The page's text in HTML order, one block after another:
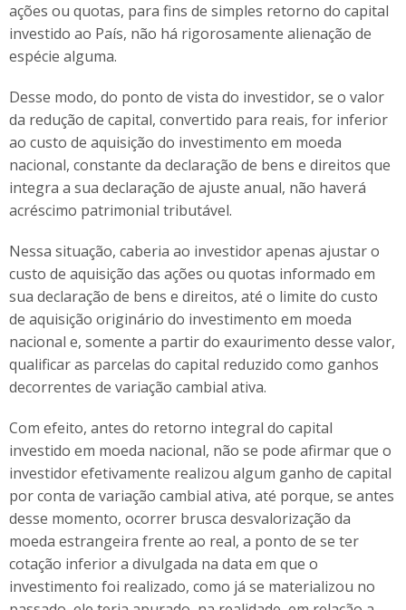
ações ou quotas, para fins de simples retorno do capital
investido ao País, não há rigorosamente alienação de
espécie alguma.
Desse modo, do ponto de vista do investidor, se o valor
da redução de capital, convertido para reais, for inferior
ao custo de aquisição do investimento em moeda
nacional, constante da declaração de bens e direitos que
integra a sua declaração de ajuste anual, não haverá
acréscimo patrimonial tributável.
Nessa situação, caberia ao investidor apenas ajustar o
custo de aquisição das ações ou quotas informado em
sua declaração de bens e direitos, até o limite do custo
de aquisição originário do investimento em moeda
nacional e, somente a partir do exaurimento desse valor,
qualificar as parcelas do capital reduzido como ganhos
decorrentes de variação cambial ativa.
Com efeito, antes do retorno integral do capital
investido em moeda nacional, não se pode afirmar que o
investidor efetivamente realizou algum ganho de capital
por conta de variação cambial ativa, até porque, se antes
desse momento, ocorrer brusca desvalorização da
moeda estrangeira frente ao real, a ponto de se ter
cotação inferior a divulgada na data em que o
investimento foi realizado, como já se materializou no